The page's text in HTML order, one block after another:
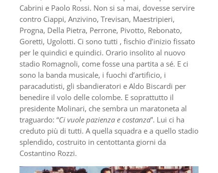
Cabrini e Paolo Rossi. Non si sa mai, dovesse servire
contro Ciappi, Anzivino, Trevisan, Maestripieri,
Progna, Della Pietra, Perrone, Pivotto, Rebonato,
Goretti, Ugolotti. Ci sono tutti , fischio d’inizio fissato
per le quindici e quindici. Orario insolito al nuovo
stadio Romagnoli, come fosse una partita a sé. E ci
sono la banda musicale, i fuochi d’artificio, i
paracadutisti, gli sbandieratori e Aldo Biscardi per
benedire il volo delle colombe. E soprattutto il
presidente Molinari, che sembra un maratoneta al
traguardo: “Ci vuole pazienza e costanza”. Lui ci ha
creduto più di tutti. A quella squadra e a quello stadio
splendido, costruito in centottanta giorni da
Costantino Rozzi.